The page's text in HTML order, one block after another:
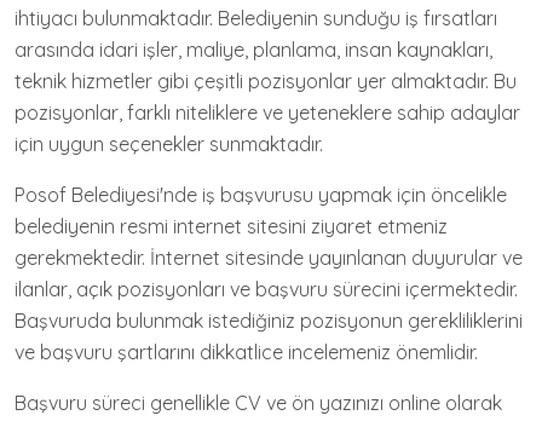
ihtiyacı bulunmaktadır. Belediyenin sunduğu iş fırsatları
arasında idari işler, maliye, planlama, insan kaynakları,
teknik hizmetler gibi çeşitli pozisyonlar yer almaktadır. Bu
pozisyonlar, farklı niteliklere ve yeteneklere sahip adaylar
için uygun seçenekler sunmaktadır.
Posof Belediyesi'nde iş başvurusu yapmak için öncelikle
belediyenin resmi internet sitesini ziyaret etmeniz
gerekmektedir. İnternet sitesinde yayınlanan duyurular ve
ilanlar, açık pozisyonları ve başvuru sürecini içermektedir.
Başvuruda bulunmak istediğiniz pozisyonun gerekliliklerini
ve başvuru şartlarını dikkatlice incelemeniz önemlidir.
Başvuru süreci genellikle CV ve ön yazınızı online olarak